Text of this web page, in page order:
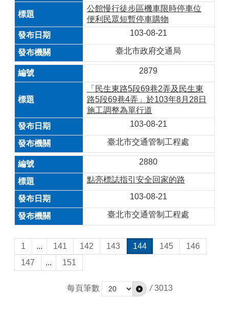
公館慢行徒步區機車限時停車位
便利民眾短暫停車購物
103-08-21
臺北市政府交通局
2879
「民生東路5段69巷2弄及民生東
路5段69巷4弄」於103年8月28日
施工調整為單行道
103-08-21
臺北市交通管制工程處
2880
點亮標誌指引安全回家的路
103-08-21
臺北市交通管制工程處
1 ... 141 142 143 144 145
146
147
... 151
每頁筆數 / 3013